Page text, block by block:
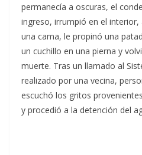
permanecía a oscuras, el
ingreso, irrumpió en el
una cama, le propinó una
un cuchillo en una pierna y
muerte. Tras un llamado al
realizado por una vecina,
escuchó los gritos
y procedió a la detención del